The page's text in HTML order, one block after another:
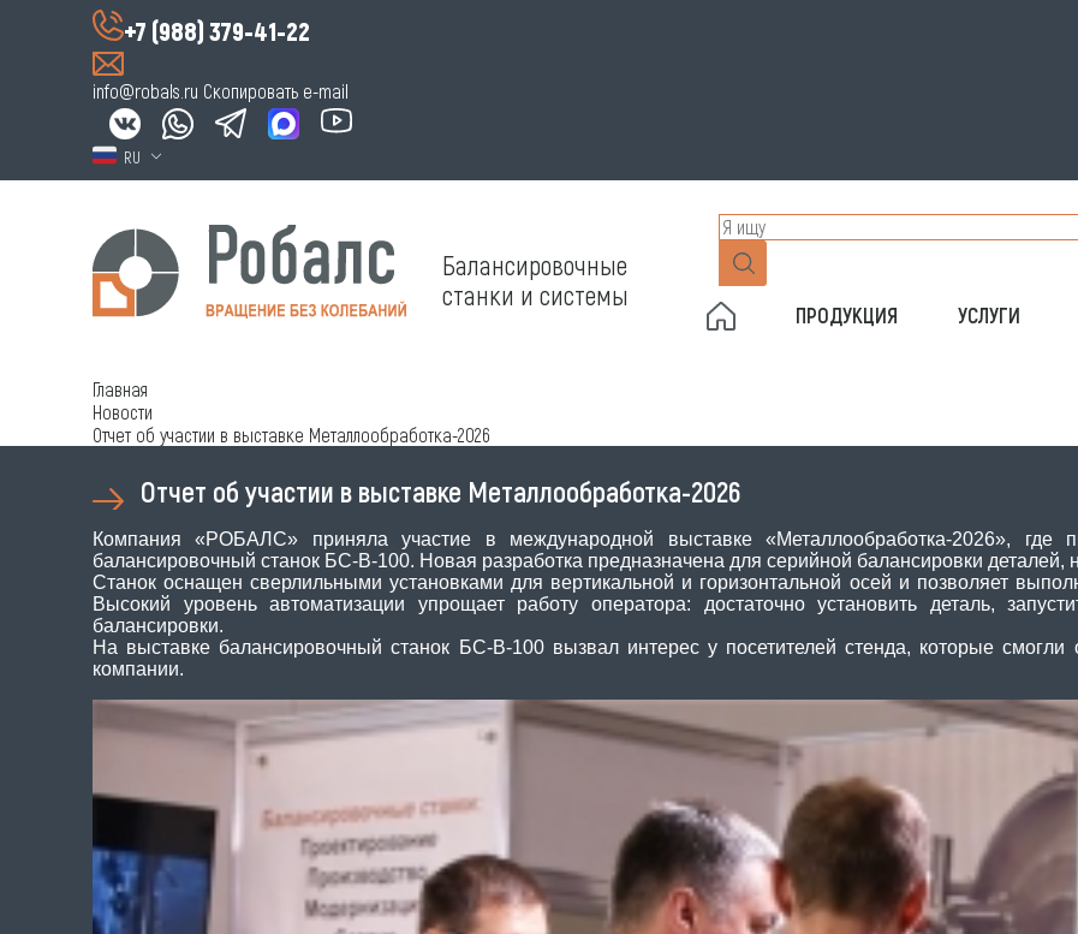
+7 (988) 379-41-22
info@robals.ru Скопировать e-mail
RU
Балансировочные
станки и системы
ПРОДУКЦИЯ УСЛУГИ
Главная
Новости
Отчет об участии в выставке Металлообработка-2026
Отчет об участии в выставке Металлообработка-2026
Компания «РОБАЛС» приняла участие в международной выставке «Металлообработка-2026», где
балансировочный станок БС-В-100. Новая разработка предназначена для серийной балансировки
Станок оснащен сверлильными установками для вертикальной и горизонтальной осей и позволяет
Высокий уровень автоматизации упрощает работу оператора: достаточно установить деталь,
балансировки.
На выставке балансировочный станок БС-В-100 вызвал интерес у посетителей стенда, которые смогли
компании.